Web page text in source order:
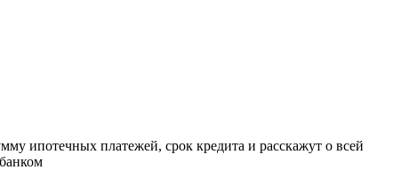
ипотечных платежей, срок кредита и расскажут о всей